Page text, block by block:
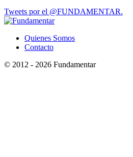
Tweets por el @FUNDAMENTAR.
Quienes Somos
Contacto
© 2012 - 2026 Fundamentar